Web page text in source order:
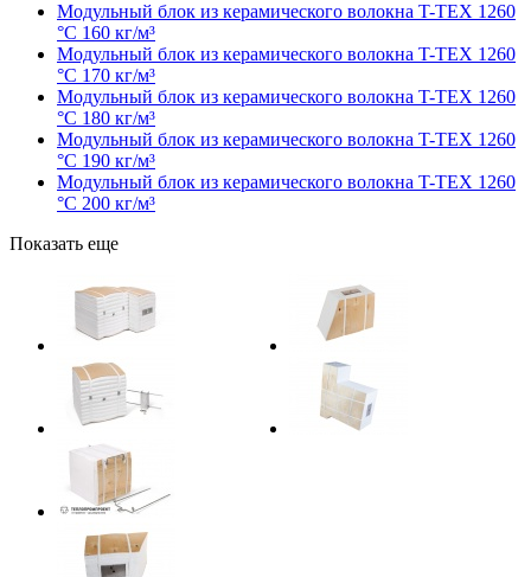
Модульный блок из керамического волокна T-TEX 1260
°С 160 кг/м³
Модульный блок из керамического волокна T-TEX 1260
°С 170 кг/м³
Модульный блок из керамического волокна T-TEX 1260
°С 180 кг/м³
Модульный блок из керамического волокна T-TEX 1260
°С 190 кг/м³
Модульный блок из керамического волокна T-TEX 1260
°С 200 кг/м³
Показать еще